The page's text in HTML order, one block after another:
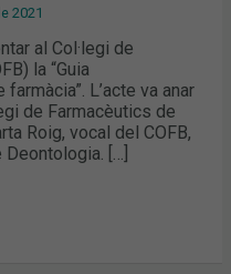
2021
al Col·legi de
la “Guia
L’acte va anar
de Farmacèutics de
Roig, vocal del COFB,
[…]